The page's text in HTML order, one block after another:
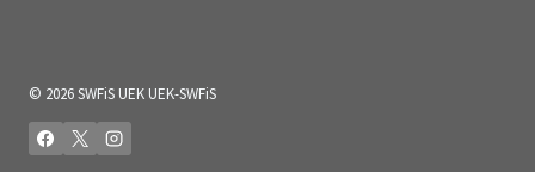
© 2026 SWFiS UEK UEK-SWFiS